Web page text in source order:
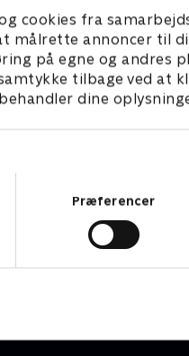
cookies fra
målrette annoncer til
på egne og andres
tilbage ved at
dine
Præferencer